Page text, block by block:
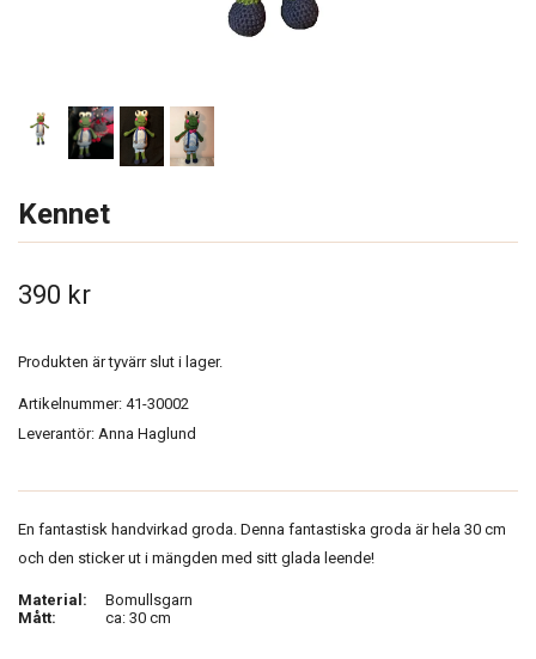
Kennet
390 kr
Produkten är tyvärr slut i lager.
Artikelnummer: 41-30002
Leverantör: Anna Haglund
En fantastisk handvirkad groda. Denna fantastiska groda är hela 30 cm
och den sticker ut i mängden med sitt glada leende!
Material:
Bomullsgarn
Mått:
ca: 30 cm